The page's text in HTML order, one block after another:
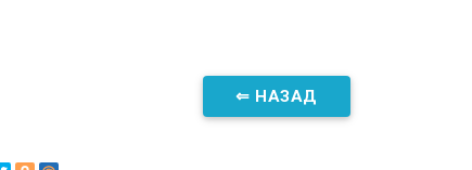
⇐ НАЗАД